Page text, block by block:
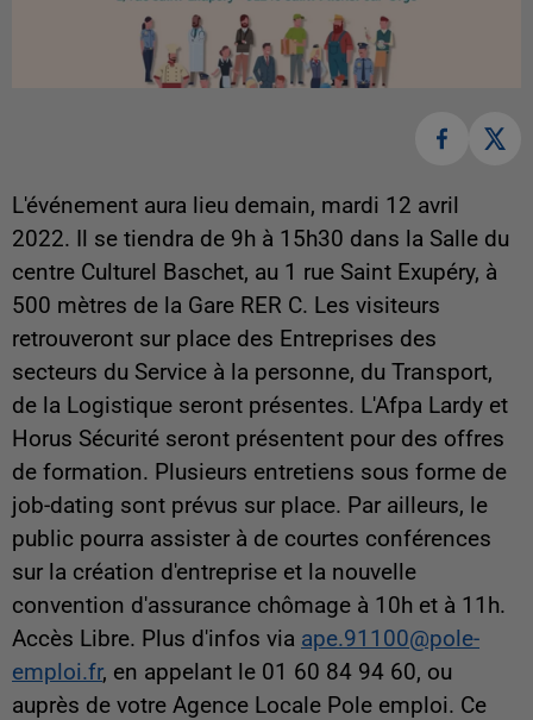
L'événement aura lieu demain, mardi 12 avril
2022. Il se tiendra de 9h à 15h30 dans la Salle du
centre Culturel Baschet, au 1 rue Saint Exupéry, à
500 mètres de la Gare RER C. Les visiteurs
retrouveront sur place des Entreprises des
secteurs du Service à la personne, du Transport,
de la Logistique seront présentes. L'Afpa Lardy et
Horus Sécurité seront présentent pour des offres
de formation. Plusieurs entretiens sous forme de
job-dating sont prévus sur place. Par ailleurs, le
public pourra assister à de courtes conférences
sur la création d'entreprise et la nouvelle
convention d'assurance chômage à 10h et à 11h.
Accès Libre. Plus d'infos via ape.91100@pole-
emploi.fr, en appelant le 01 60 84 94 60, ou
auprès de votre Agence Locale Pole emploi. Ce